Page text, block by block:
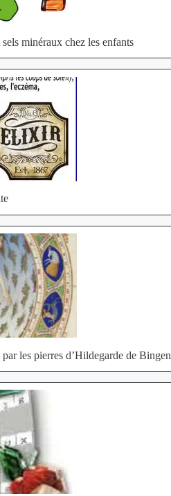
minéraux chez les enfants
par les pierres d’Hildegarde de Bingen